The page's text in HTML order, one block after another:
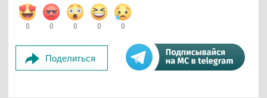
0 0 0 0 0
Поделиться